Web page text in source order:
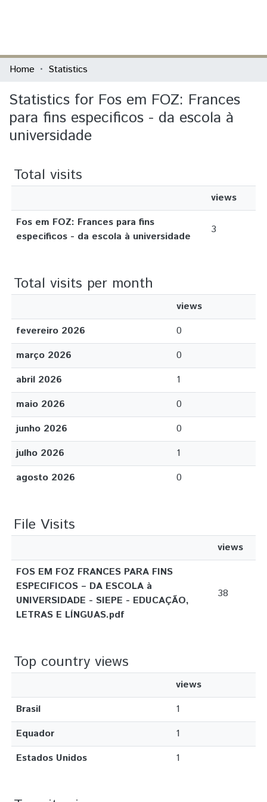
Communities & Collections
All of DSpace
Home Statistics
Statistics for Fos em FOZ: Frances
para fins especificos - da escola à
universidade
Total visits
views
Fos em FOZ: Frances para fins
especificos - da escola à universidade
3
Total visits per month
views
fevereiro 2026
0
março 2026
0
abril 2026
1
maio 2026
0
junho 2026
0
julho 2026
1
agosto 2026
0
File Visits
views
FOS EM FOZ FRANCES PARA FINS
ESPECIFICOS – DA ESCOLA à
UNIVERSIDADE - SIEPE - EDUCAÇÃO,
LETRAS E LÍNGUAS.pdf
38
Top country views
views
Brasil
1
Equador
1
Estados Unidos
1